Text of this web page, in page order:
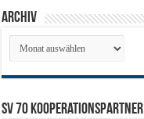
Archiv
Archiv
SV 70 Kooperationspartner